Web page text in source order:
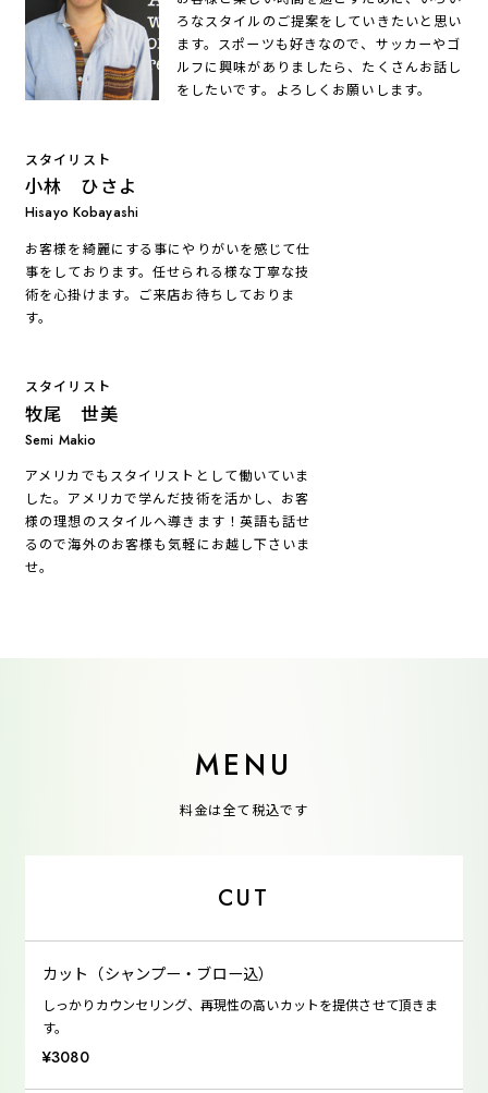
ろなスタイルのご提案をしていきたいと思い
ます。スポーツも好きなので、サッカーやゴ
ルフに興味がありましたら、たくさんお話し
をしたいです。よろしくお願いします。
スタイリスト
小林 ひさよ
Hisayo Kobayashi
お客様を綺麗にする事にやりがいを感じて仕
事をしております。任せられる様な丁寧な技
術を心掛けます。ご来店お待ちしておりま
す。
スタイリスト
牧尾 世美
Semi Makio
アメリカでもスタイリストとして働いていま
した。アメリカで学んだ技術を活かし、お客
様の理想のスタイルへ導きます！英語も話せ
るので海外のお客様も気軽にお越し下さいま
せ。
MENU
料金は全て税込です
CUT
カット（シャンプー・ブロー込）
しっかりカウンセリング、再現性の高いカットを提供させて頂きま
す。
¥3080